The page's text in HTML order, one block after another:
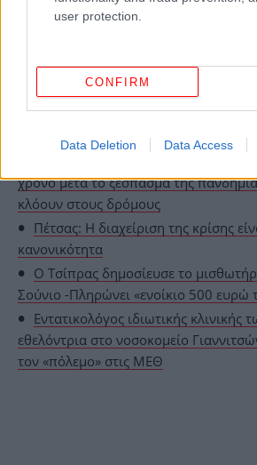
user protection.
CONFIRM
Data Deletion Data Access
χρόνο μετά το ξέσπασμα της
κλόουν στους δρόμους
Πέτσας: Η διαχείριση της κρίσης
κανονικότητα
Ο Τσίπρας δημοσίευσε το
Σούνιο -Πληρώνει «ενοίκιο 500 ευρώ
Εντατικολόγος ιδιωτικής
εθελόντρια στο νοσοκομείο
τον «πόλεμο» στις ΜΕΘ